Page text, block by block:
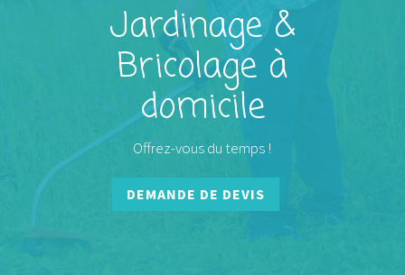
Jardinage &
Bricolage à
domicile
Offrez-vous du temps !
DEMANDE DE DEVIS